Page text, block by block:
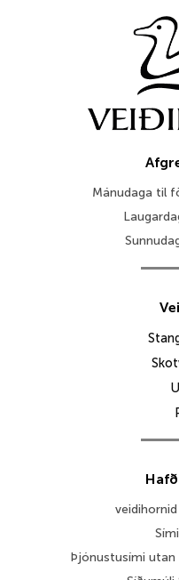
Mánudaga til
Þjónustusími